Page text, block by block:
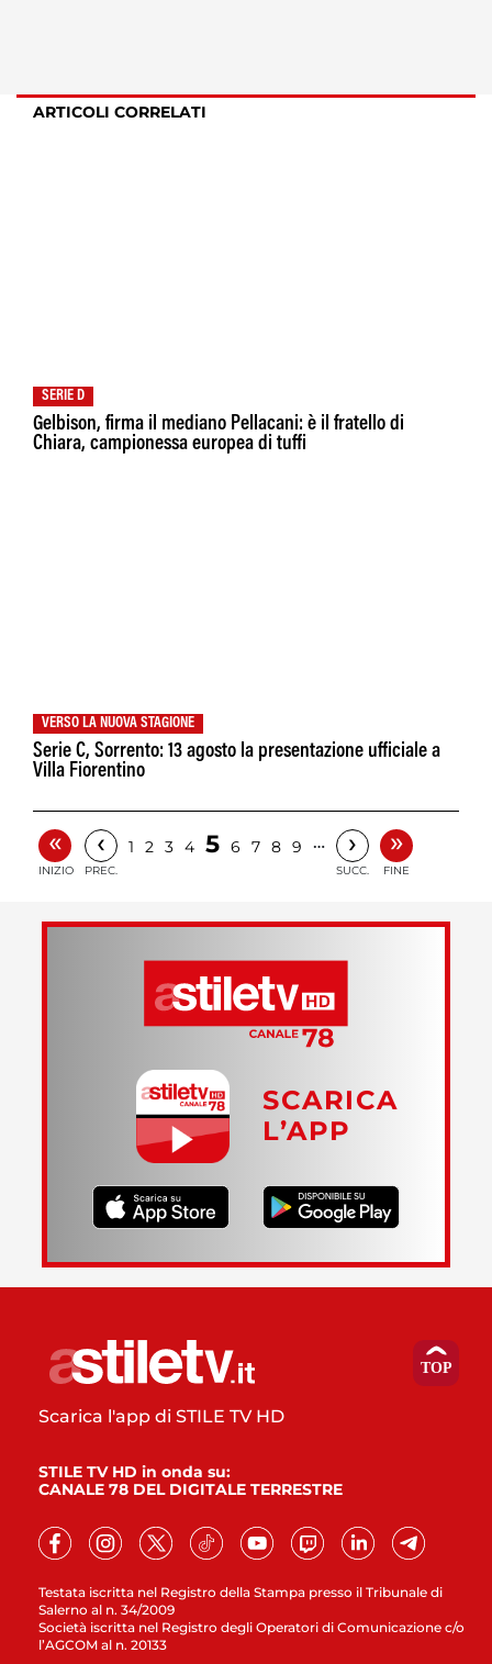
ARTICOLI CORRELATI
SERIE D
Gelbison, firma il mediano Pellacani: è il fratello di
Chiara, campionessa europea di tuffi
VERSO LA NUOVA STAGIONE
Serie C, Sorrento: 13 agosto la presentazione ufficiale a
Villa Fiorentino
«
INIZIO
‹
PREC.
1 2 3 4 5 6 7 8 9 … ›
SUCC.
»
FINE
SCARICA
L’APP
Testata iscritta nel Registro della Stampa presso il Tribunale di
Salerno al n. 34/2009
Società iscritta nel Registro degli Operatori di Comunicazione c/o
l’AGCOM al n. 20133
Scarica l'app di STILE TV HD
STILE TV HD in onda su:
CANALE 78 DEL DIGITALE TERRESTRE